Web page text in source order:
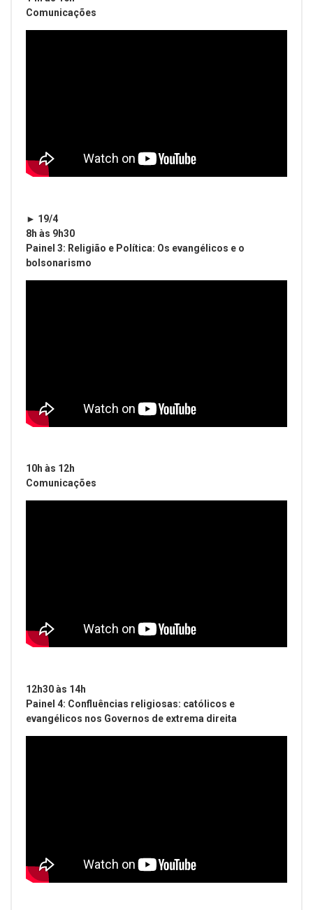
Comunicações
► 19/4
8h às 9h30
Painel 3: Religião e Política: Os evangélicos e o
bolsonarismo
10h às 12h
Comunicações
12h30 às 14h
Painel 4: Confluências religiosas: católicos e
evangélicos nos Governos de extrema direita